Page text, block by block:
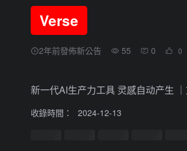
Verse
2年前發佈新公告 55 0 0
新一代AI生产力工具 灵感自动产生
收錄時間： 2024-12-13